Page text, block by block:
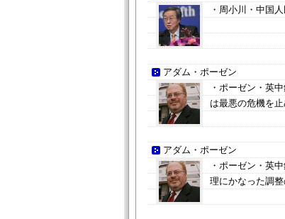
・周小川・中国
アダム・ポーゼン
・ポーゼン・英
は最悪の危機を
アダム・ポーゼン
・ポーゼン・英
理にかなった調整